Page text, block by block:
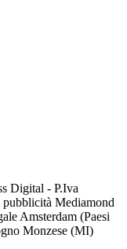
Digital - P.Iva
Mediamond
Amsterdam (Paesi
Monzese (MI)